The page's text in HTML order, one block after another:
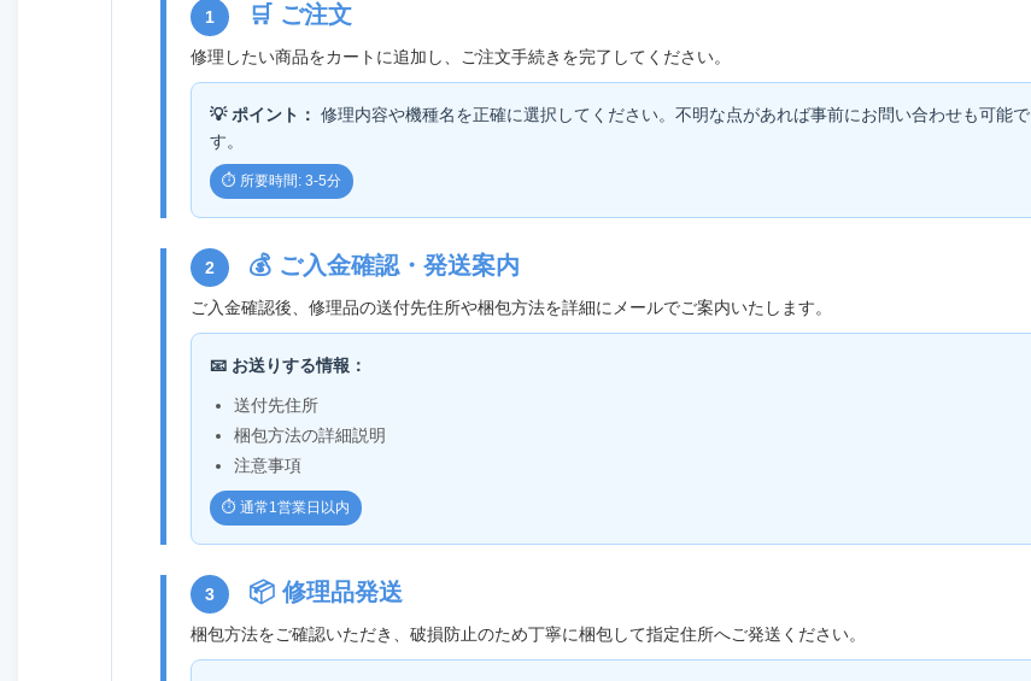
1 🛒 ご注文
修理したい商品をカートに追加し、ご注文手続きを完了してください。
💡 ポイント： 修理内容や機種名を正確に選択してください。不明な点があれば事前にお問い合わせも可能で
す。
⏱️ 所要時間: 3-5分
2 💰 ご入金確認・発送案内
ご入金確認後、修理品の送付先住所や梱包方法を詳細にメールでご案内いたします。
📧 お送りする情報：
送付先住所
梱包方法の詳細説明
注意事項
⏱️ 通常1営業日以内
3 📦 修理品発送
梱包方法をご確認いただき、破損防止のため丁寧に梱包して指定住所へご発送ください。